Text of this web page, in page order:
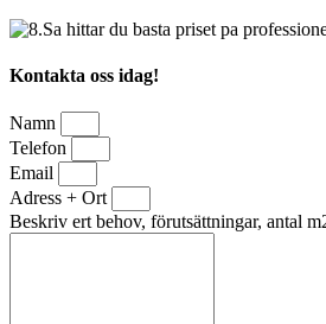
Kontakta oss idag!
Namn
Telefon
Email
Adress + Ort
Beskriv ert behov, förutsättningar, antal